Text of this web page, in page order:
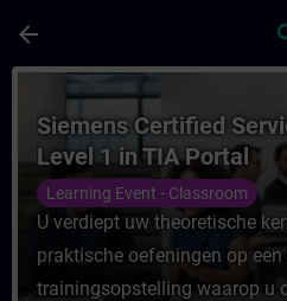
arrow_back
Cursus - Siemens
Siemens Certified
Level 1 in TIA Portal
Learning Event - Classroom
U verdiept uw theoretische
praktische oefeningen op een
trainingsopstelling waarop u